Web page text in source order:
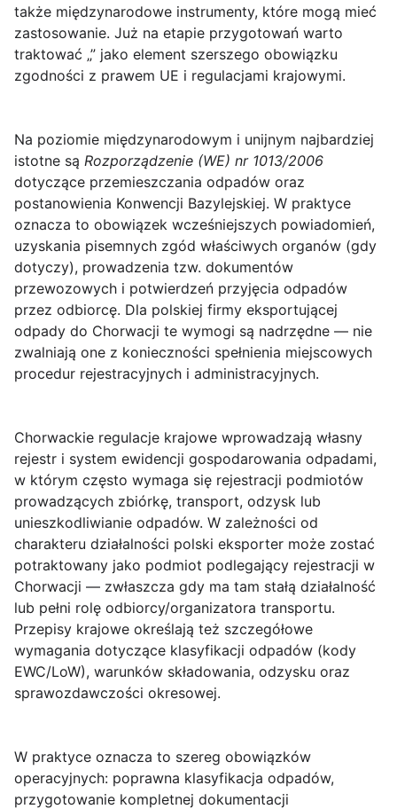
także międzynarodowe instrumenty, które mogą mieć
zastosowanie. Już na etapie przygotowań warto
traktować „” jako element szerszego obowiązku
zgodności z prawem UE i regulacjami krajowymi.
Na poziomie międzynarodowym i unijnym najbardziej
istotne są Rozporządzenie (WE) nr 1013/2006
dotyczące przemieszczania odpadów oraz
postanowienia Konwencji Bazylejskiej. W praktyce
oznacza to obowiązek wcześniejszych powiadomień,
uzyskania pisemnych zgód właściwych organów (gdy
dotyczy), prowadzenia tzw. dokumentów
przewozowych i potwierdzeń przyjęcia odpadów
przez odbiorcę. Dla polskiej firmy eksportującej
odpady do Chorwacji te wymogi są nadrzędne — nie
zwalniają one z konieczności spełnienia miejscowych
procedur rejestracyjnych i administracyjnych.
Chorwackie regulacje krajowe wprowadzają własny
rejestr i system ewidencji gospodarowania odpadami,
w którym często wymaga się rejestracji podmiotów
prowadzących zbiórkę, transport, odzysk lub
unieszkodliwianie odpadów. W zależności od
charakteru działalności polski eksporter może zostać
potraktowany jako podmiot podlegający rejestracji w
Chorwacji — zwłaszcza gdy ma tam stałą działalność
lub pełni rolę odbiorcy/organizatora transportu.
Przepisy krajowe określają też szczegółowe
wymagania dotyczące klasyfikacji odpadów (kody
EWC/LoW), warunków składowania, odzysku oraz
sprawozdawczości okresowej.
W praktyce oznacza to szereg obowiązków
operacyjnych: poprawna klasyfikacja odpadów,
przygotowanie kompletnej dokumentacji